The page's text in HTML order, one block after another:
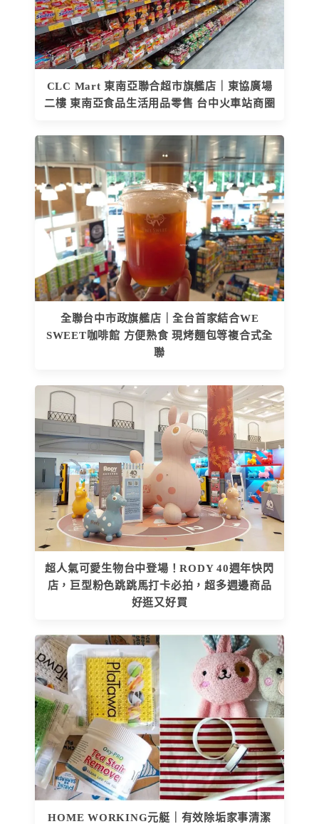
CLC Mart 東南亞聯合超市旗艦店｜東協廣場
二樓 東南亞食品生活用品零售 台中火車站商圈
全聯台中市政旗艦店｜全台首家結合WE
SWEET咖啡館 方便熟食 現烤麵包等複合式全
聯
超人氣可愛生物台中登場！RODY 40週年快閃
店，巨型粉色跳跳馬打卡必拍，超多週邊商品
好逛又好買
HOME WORKING元艇｜有效除垢家事清潔